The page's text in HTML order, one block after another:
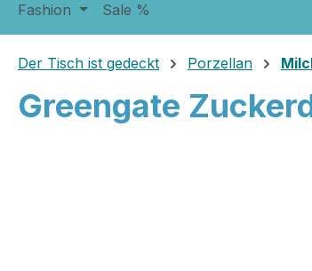
Fashion
Sale %
Der Tisch ist gedeckt Porzellan
Greengate